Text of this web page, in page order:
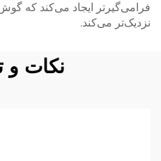
فرامی‌گیرتر ایجاد می‌کند که
نزدیک‌تر می‌کند.
نکات و